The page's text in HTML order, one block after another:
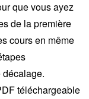
que vous ayez
de la première
cours en même
décalage.
téléchargeable